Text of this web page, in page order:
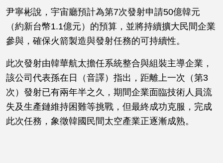
尹寧彬說，宇宙廳預計為第7次發射申請50億韓元
（約新台幣1.1億元）的預算，並將持續擴大民間企業
參與，確保火箭製造與發射任務的可持續性。
此次發射由韓華航太擔任系統整合與組裝主導企業，
該公司代表孫在日（音譯）指出，距離上一次（第3
次）發射已有兩年半之久，期間企業面臨技術人員流
失及生產鏈維持困難等挑戰，但最終成功克服，完成
此次任務，象徵韓國民間太空產業正逐漸成熟。